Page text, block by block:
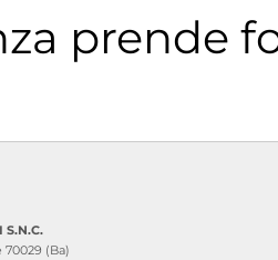
prende
S.N.C.
70029 (Ba)